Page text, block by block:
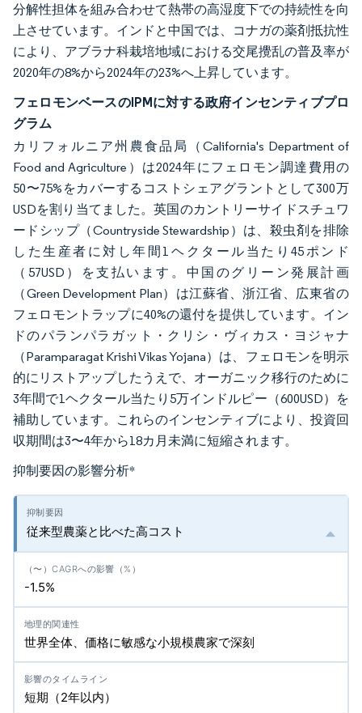
分解性担体を組み合わせて熱帯の高湿度下での持続性を向
上させています。インドと中国では、コナガの薬剤抵抗性
により、アブラナ科栽培地域における交尾攪乱の普及率が
2020年の8%から2024年の23%へ上昇しています。
フェロモンベースのIPMに対する政府インセンティブプロ
グラム
カリフォルニア州農食品局（California's Department of
Food and Agriculture）は2024年にフェロモン調達費用の
50〜75%をカバーするコストシェアグラントとして300万
USDを割り当てました。英国のカントリーサイドスチュワ
ードシップ（Countryside Stewardship）は、殺虫剤を排除
した生産者に対し年間1ヘクタール当たり45ポンド
（57USD）を支払います。中国のグリーン発展計画
（Green Development Plan）は江蘇省、浙江省、広東省の
フェロモントラップに40%の還付を提供しています。イン
ドのパランパラガット・クリシ・ヴィカス・ヨジャナ
（Paramparagat Krishi Vikas Yojana）は、フェロモンを明示
的にリストアップしたうえで、オーガニック移行のために
3年間で1ヘクタール当たり5万インドルピー（600USD）を
補助しています。これらのインセンティブにより、投資回
収期間は3〜4年から18カ月未満に短縮されます。
抑制要因の影響分析*
従来型農薬と比べた高コスト
-1.5%
世界全体、価格に敏感な小規模農家で深刻
短期（2年以内）